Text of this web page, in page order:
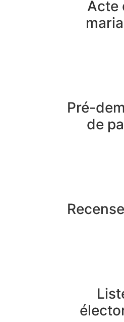
Acte
Pré-
de